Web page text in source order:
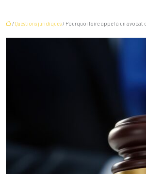
/Questions juridiques/ Pourquoi faire appel à un avocat